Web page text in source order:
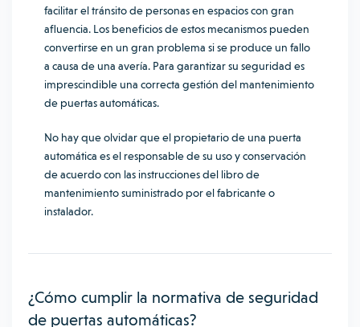
facilitar el tránsito de personas en espacios con gran
afluencia. Los beneficios de estos mecanismos pueden
convertirse en un gran problema si se produce un fallo
a causa de una avería. Para garantizar su seguridad es
imprescindible una correcta gestión del mantenimiento
de puertas automáticas.
No hay que olvidar que el propietario de una puerta
automática es el responsable de su uso y conservación
de acuerdo con las instrucciones del libro de
mantenimiento suministrado por el fabricante o
instalador.
¿Cómo cumplir la normativa de seguridad
de puertas automáticas?